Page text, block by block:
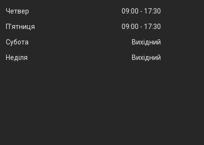
Четвер
09:00
17:30
Пʼятниця
09:00
17:30
Субота
Вихідний
Неділя
Вихідний